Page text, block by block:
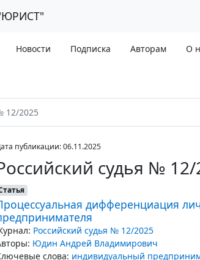
"ЮРИСТ"
Новости Подписка Авторам О
12/2025
публикации: 06.11.2025
судья № 12/
дифференциация
Российский судья № 12/2025
Юдин Андрей Владимирович
слова: индивидуальный